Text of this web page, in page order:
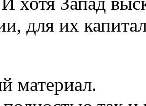
для их
материал.